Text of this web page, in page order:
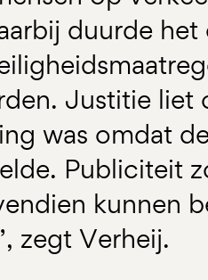
duurde
Justitie liet
was omdat
Publiciteit
kunnen
zegt Verheij.